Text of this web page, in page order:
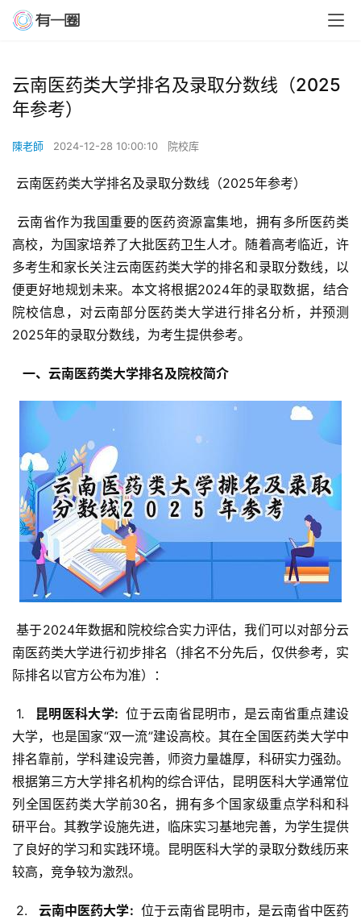
云南医药类大学排名及录取分数线（2025
年参考）
陳老師 2024-12-28 10:00:10 院校库
云南医药类大学排名及录取分数线（2025年参考）
高校，为国家培养了大批医药卫生人才。随着高考临近，许
多考生和家长关注云南医药类大学的排名和录取分数线，以
便更好地规划未来。本文将根据2024年的录取数据，结合
院校信息，对云南部分医药类大学进行排名分析，并预测
2025年的录取分数线，为考生提供参考。
  一、云南医药类大学排名及院校简介
基于2024年数据和院校综合实力评估，我们可以对部分云
南医药类大学进行初步排名（排名不分先后，仅供参考，实
际排名以官方公布为准）：
1.
  昆明医科大学:
位于云南省昆明市，是云南省重点建设
大学，也是国家“双一流”建设高校。其在全国医药类大学中
排名靠前，学科建设完善，师资力量雄厚，科研实力强劲。
根据第三方大学排名机构的综合评估，昆明医科大学通常位
列全国医药类大学前30名，拥有多个国家级重点学科和科
研平台。其教学设施先进，临床实习基地完善，为学生提供
了良好的学习和实践环境。昆明医科大学的录取分数线历来
较高，竞争较为激烈。
2.
  云南中医药大学:
位于云南省昆明市，是云南省中医药